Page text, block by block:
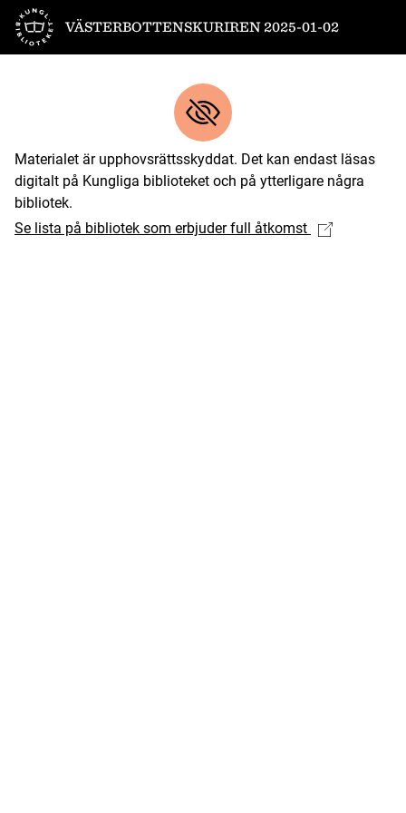
Till startsidan
VÄSTERBOTTENSKURIREN 2025-01-02
Materialet är upphovsrättsskyddat. Det kan endast läsas
digitalt på Kungliga biblioteket och på ytterligare några
bibliotek.
Se lista på bibliotek som erbjuder full åtkomst